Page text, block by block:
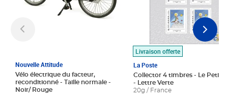
Nouvelle Attitude
Vélo électrique du facteur,
reconditionné - Taille normale -
Noir/ Rouge
Livraison offerte
La Poste
Collector 4 timbres - Le Petit
- Lettre Verte
20g / France